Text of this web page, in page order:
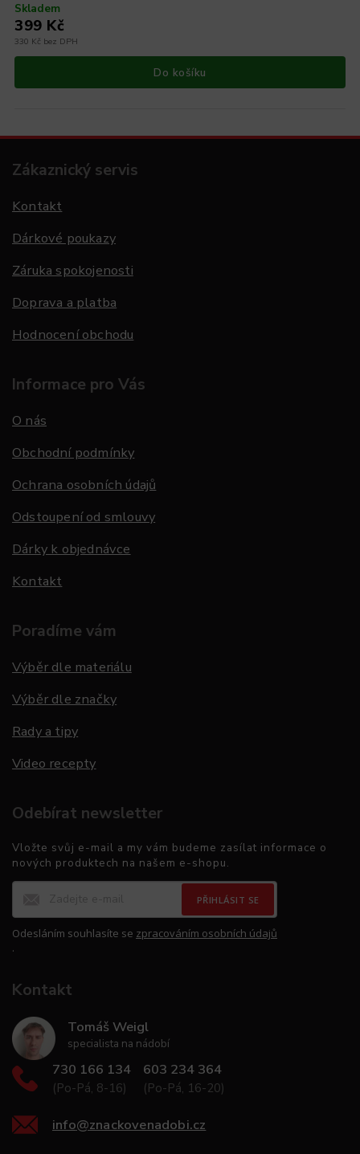
Skladem
330 Kč bez DPH
399 Kč
Do košíku
Zákaznický servis
Kontakt
Dárkové poukazy
Záruka spokojenosti
Doprava a platba
Hodnocení obchodu
Informace pro Vás
O nás
Obchodní podmínky
Ochrana osobních údajů
Odstoupení od smlouvy
Dárky k objednávce
Kontakt
Poradíme vám
Výběr dle materiálu
Výběr dle značky
Rady a tipy
Video recepty
Odebírat newsletter
Vložte svůj e-mail a my vám budeme zasílat informace o
nových produktech na našem e-shopu.
PŘIHLÁSIT SE
Odesláním souhlasíte se zpracováním osobních údajů
.
Kontakt
Tomáš Weigl
specialista na nádobí
730 166 134
(Po-Pá, 8-16)
603 234 364
(Po-Pá, 16-20)
info@znackovenadobi.cz